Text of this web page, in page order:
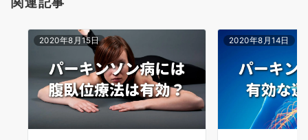
2020年8月15日 2020年8月14日